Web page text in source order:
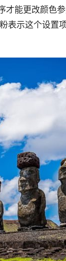
才能更改颜色
表示这个设置